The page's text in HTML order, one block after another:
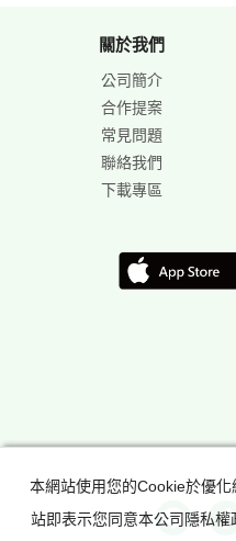
關於我們
公司簡介
合作提案
常見問題
聯絡我們
下載專區
本網站使用您的Cookie於優
站即表示您同意本公司隱私